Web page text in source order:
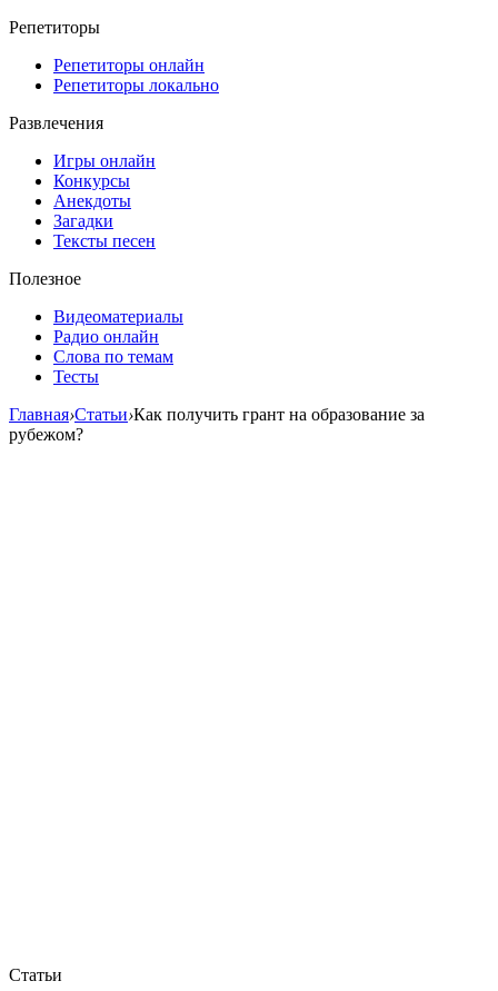
Репетиторы
Репетиторы онлайн
Репетиторы локально
Развлечения
Игры онлайн
Конкурсы
Анекдоты
Загадки
Тексты песен
Полезное
Видеоматериалы
Радио онлайн
Слова по темам
Тесты
Главная›Статьи›Как получить грант на образование за
рубежом?
Статьи